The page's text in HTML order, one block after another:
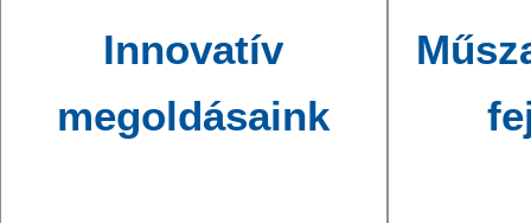
Innovatív
megoldásaink